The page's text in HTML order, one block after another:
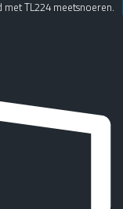
TL224 meetsnoeren.